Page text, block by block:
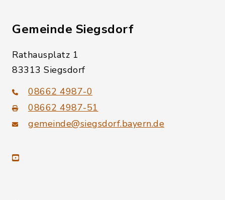
Gemeinde Siegsdorf
Rathausplatz 1
83313 Siegsdorf
08662 4987-0
08662 4987-51
gemeinde@siegsdorf.bayern.de
youtube